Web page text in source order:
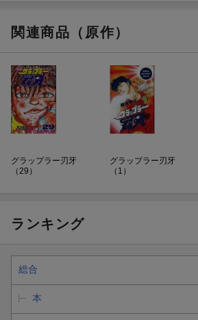
関連商品（原作）
グラップラー刃牙
（29）
グラップラー刃牙
（1）
ランキング
総合
本